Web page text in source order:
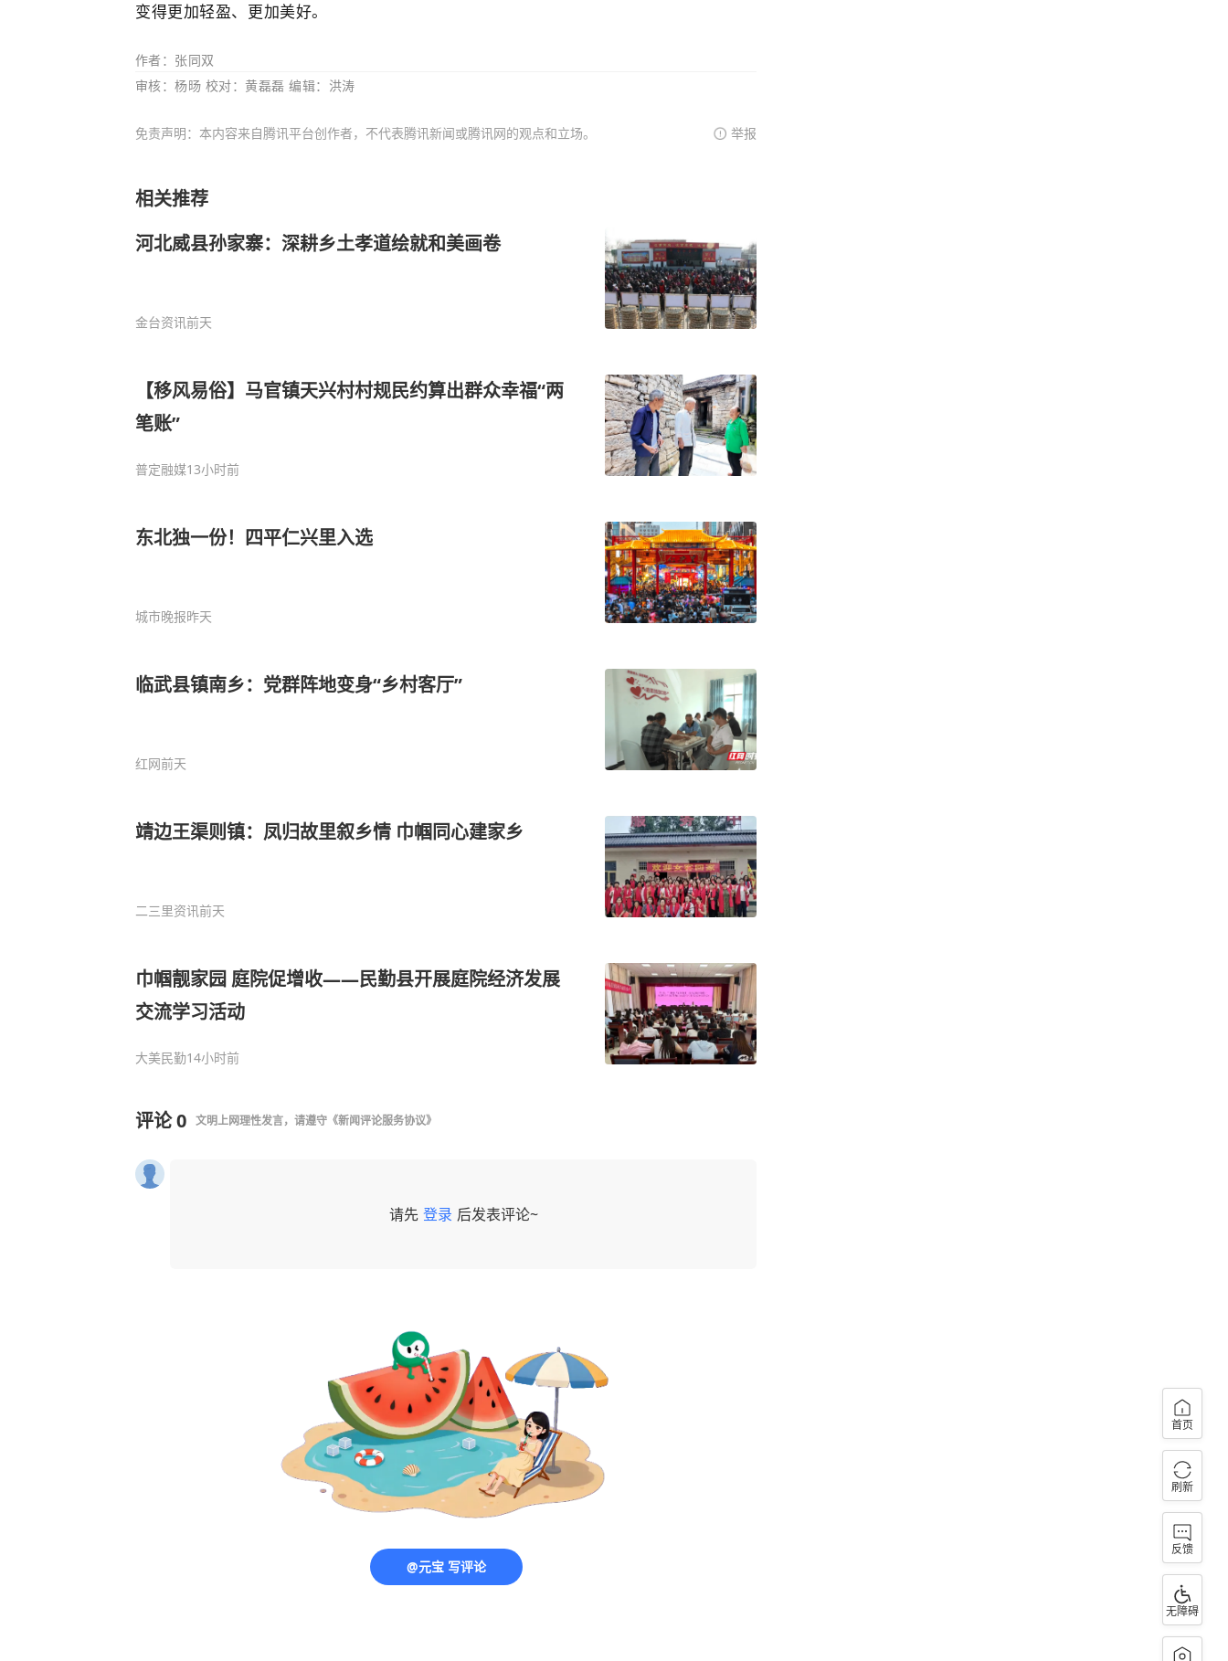
变得更加轻盈、更加美好。
作者：张同双
审核：杨旸 校对：黄磊磊编辑：洪涛
免责声明：本内容来自腾讯平台创作者，不代表腾讯新闻或腾讯网的观点和立场。 举报
相关推荐
河北威县孙家寨：深耕乡土孝道绘就和美画卷
金台资讯前天
【移风易俗】马官镇天兴村村规民约算出群众幸福“两
笔账”
普定融媒13小时前
东北独一份！四平仁兴里入选
城市晚报昨天
临武县镇南乡：党群阵地变身“乡村客厅”
红网前天
靖边王渠则镇：凤归故里叙乡情 巾帼同心建家乡
二三里资讯前天
巾帼靓家园 庭院促增收——民勤县开展庭院经济发展
交流学习活动
大美民勤14小时前
评论0 文明上网理性发言，请遵守 《新闻评论服务协议》
请先 登录 后发表评论~
@元宝 写评论
首页
刷新
反馈
无障碍